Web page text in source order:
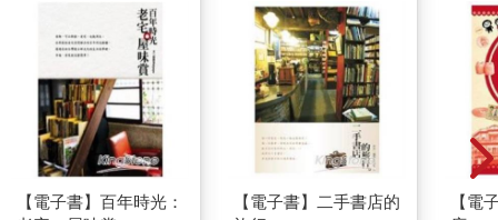
【電子書】百年時光：
【電子書】二手書店的
【電